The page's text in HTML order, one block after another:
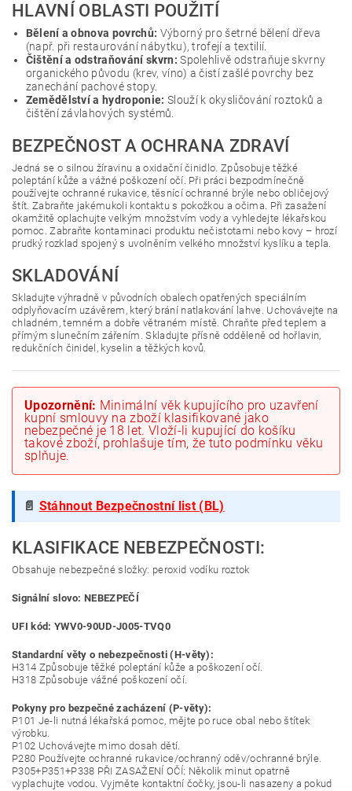
HLAVNÍ OBLASTI POUŽITÍ
Bělení a obnova povrchů: Výborný pro šetrné bělení dřeva
(např. při restaurování nábytku), trofejí a textilií.
Čištění a odstraňování skvrn: Spolehlivě odstraňuje skvrny
organického původu (krev, víno) a čistí zašlé povrchy bez
zanechání pachové stopy.
Zemědělství a hydroponie: Slouží k okysličování roztoků a
čištění závlahových systémů.
BEZPEČNOST A OCHRANA ZDRAVÍ
Jedná se o silnou žíravinu a oxidační činidlo. Způsobuje těžké
poleptání kůže a vážné poškození očí. Při práci bezpodmínečně
používejte ochranné rukavice, těsnící ochranné brýle nebo obličejový
štít. Zabraňte jakémukoli kontaktu s pokožkou a očima. Při zasažení
okamžitě oplachujte velkým množstvím vody a vyhledejte lékařskou
pomoc. Zabraňte kontaminaci produktu nečistotami nebo kovy – hrozí
prudký rozklad spojený s uvolněním velkého množství kyslíku a tepla.
SKLADOVÁNÍ
Skladujte výhradně v původních obalech opatřených speciálním
odplyňovacím uzávěrem, který brání natlakování lahve. Uchovávejte na
chladném, temném a dobře větraném místě. Chraňte před teplem a
přímým slunečním zářením. Skladujte přísně odděleně od hořlavin,
redukčních činidel, kyselin a těžkých kovů.
Upozornění: Minimální věk kupujícího pro uzavření
kupní smlouvy na zboží klasifikované jako
nebezpečné je 18 let. Vloží-li kupující do košíku
takové zboží, prohlašuje tím, že tuto podmínku věku
splňuje.
📄 Stáhnout Bezpečnostní list (BL)
KLASIFIKACE NEBEZPEČNOSTI:
Obsahuje nebezpečné složky: peroxid vodíku roztok
Signální slovo: NEBEZPEČÍ
UFI kód: YWV0-90UD-J005-TVQ0
Standardní věty o nebezpečnosti (H-věty):
H314 Způsobuje těžké poleptání kůže a poškození očí.
H318 Způsobuje vážné poškození očí.
Pokyny pro bezpečné zacházení (P-věty):
P101 Je-li nutná lékařská pomoc, mějte po ruce obal nebo štítek
výrobku.
P102 Uchovávejte mimo dosah dětí.
P280 Používejte ochranné rukavice/ochranný oděv/ochranné brýle.
P305+P351+P338 PŘI ZASAŽENÍ OČÍ: Několik minut opatrně
vyplachujte vodou. Vyjměte kontaktní čočky, jsou-li nasazeny a pokud